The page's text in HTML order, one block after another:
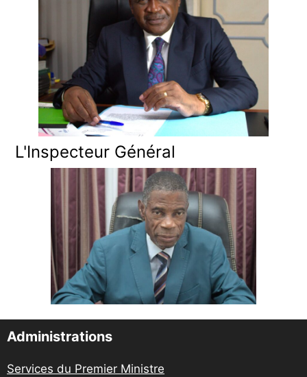
L'Inspecteur Général
Administrations
Services du Premier Ministre